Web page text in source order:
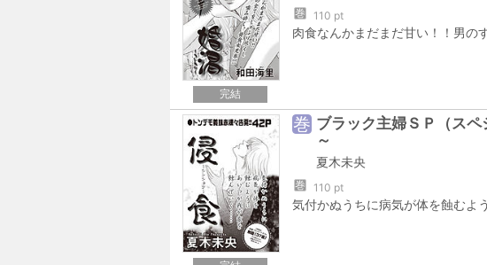
完結
巻 110 pt
巻 ブラック主婦ＳＰ（ス
～
夏木未央
巻 110 pt